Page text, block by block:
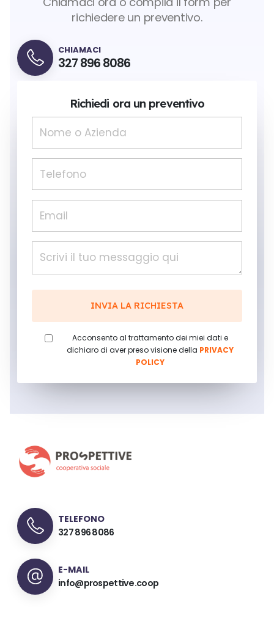
richiedere un preventivo.
CHIAMACI
327 896 8086
Richiedi ora un preventivo
Acconsento al trattamento dei miei dati e
dichiaro di aver preso visione della PRIVACY
POLICY
TELEFONO
327 896 8086
E-MAIL
info@prospettive.coop